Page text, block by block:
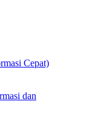
Cepat)
dan